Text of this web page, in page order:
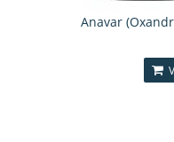
Anavar